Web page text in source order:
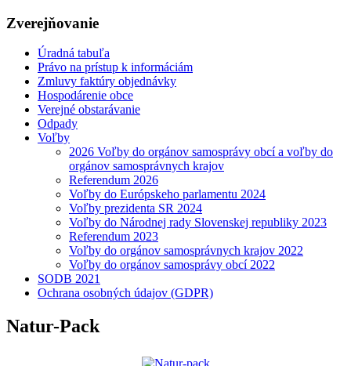
Zverejňovanie
Úradná tabuľa
Právo na prístup k informáciám
Zmluvy faktúry objednávky
Hospodárenie obce
Verejné obstarávanie
Odpady
Voľby
2026 Voľby do orgánov samosprávy obcí a voľby do
orgánov samosprávnych krajov
Referendum 2026
Voľby do Európskeho parlamentu 2024
Voľby prezidenta SR 2024
Voľby do Národnej rady Slovenskej republiky 2023
Referendum 2023
Voľby do orgánov samosprávnych krajov 2022
Voľby do orgánov samosprávy obcí 2022
SODB 2021
Ochrana osobných údajov (GDPR)
Natur-Pack